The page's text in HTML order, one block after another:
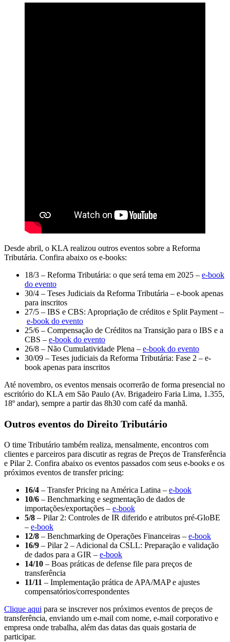
Desde abril, o KLA realizou outros eventos sobre a Reforma
Tributária. Confira abaixo os e-books:
18/3 – Reforma Tributária: o que será tema em 2025 – e-book
do evento
30/4 – Teses Judiciais da Reforma Tributária – e-book apenas
para inscritos
27/5 – IBS e CBS: Apropriação de créditos e Split Payment –
e-book do evento
25/6 – Compensação de Créditos na Transição para o IBS e a
CBS – e-book do evento
26/8 – Não Cumulatividade Plena – e-book do evento
30/09 – Teses judiciais da Reforma Tributária: Fase 2 – e-
book apenas para inscritos
Até novembro, os eventos mensais ocorrerão de forma presencial no
escritório do KLA em São Paulo (Av. Brigadeiro Faria Lima, 1.355,
18º andar), sempre a partir das 8h30 com café da manhã.
Outros eventos do Direito Tributário
O time Tributário também realiza, mensalmente, encontros com
clientes e parceiros para discutir as regras de Preços de Transferência
e Pilar 2. Confira abaixo os eventos passados com seus e-books e os
próximos eventos de transfer pricing:
16/4 – Transfer Pricing na América Latina – e-book
10/6 – Benchmarking e segmentação de dados de
importações/exportações – e-book
5/8 – Pilar 2: Controles de IR diferido e atributos pré-GloBE
– e-book
12/8 – Benchmarking de Operações Financeiras – e-book
16/9 – Pilar 2 – Adicional da CSLL: Preparação e validação
de dados para a GIR – e-book
14/10 – Boas práticas de defense file para preços de
transferência
11/11 – Implementação prática de APA/MAP e ajustes
compensatórios/correspondentes
Clique aqui para se inscrever nos próximos eventos de preços de
transferência, enviando um e-mail com nome, e-mail corporativo e
empresa onde trabalha, além das datas das quais gostaria de
participar.